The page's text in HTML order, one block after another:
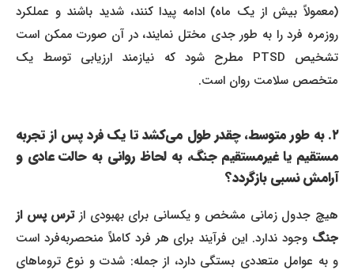
(معمولاً بیش از یک ماه) ادامه پیدا کنند، شدید باشند و عملکرد
روزمره فرد را به طور جدی مختل نمایند، در آن صورت ممکن است
تشخیص PTSD مطرح شود که نیازمند ارزیابی توسط یک
متخصص سلامت روان است.
۲. به طور متوسط، چقدر طول می‌کشد تا یک فرد پس از تجربه
مستقیم یا غیرمستقیم جنگ، به لحاظ روانی به حالت عادی و
آرامش نسبی بازگردد؟
هیچ جدول زمانی مشخص و یکسانی برای بهبودی از ترس پس از
جنگوجود ندارد. این فرآیند برای هر فرد کاملاً منحصربه‌فرد است
و به عوامل متعددی بستگی دارد، از جمله: شدت و نوع تروماهای